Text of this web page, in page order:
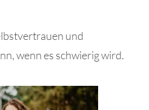
und
wenn es schwierig wird.